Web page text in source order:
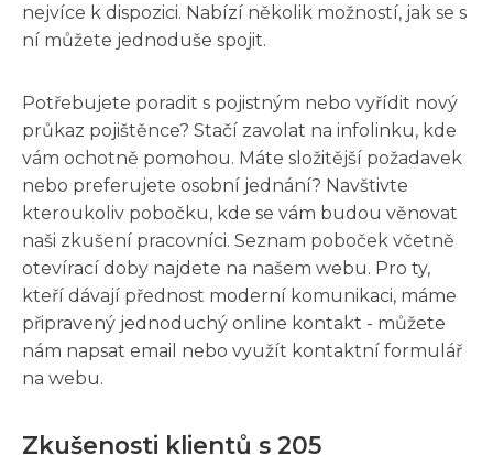
nejvíce k dispozici. Nabízí několik možností, jak se s
ní můžete jednoduše spojit.
Potřebujete poradit s pojistným nebo vyřídit nový
průkaz pojištěnce? Stačí zavolat na infolinku, kde
vám ochotně pomohou. Máte složitější požadavek
nebo preferujete osobní jednání? Navštivte
kteroukoliv pobočku, kde se vám budou věnovat
naši zkušení pracovníci. Seznam poboček včetně
otevírací doby najdete na našem webu. Pro ty,
kteří dávají přednost moderní komunikaci, máme
připravený jednoduchý online kontakt - můžete
nám napsat email nebo využít kontaktní formulář
na webu.
Zkušenosti klientů s 205